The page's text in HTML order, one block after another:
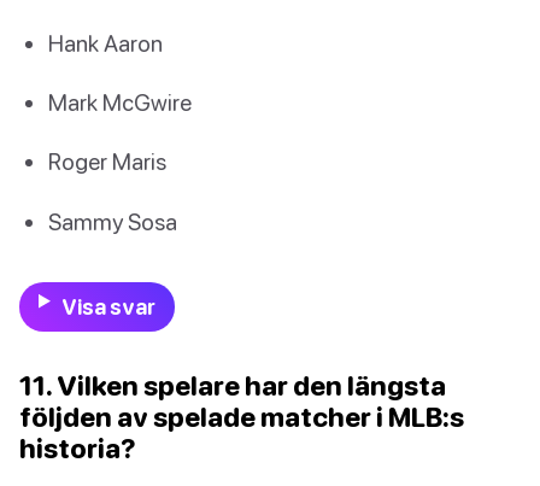
Hank Aaron
Mark McGwire
Roger Maris
Sammy Sosa
Visa svar
11. Vilken spelare har den längsta
följden av spelade matcher i MLB:s
historia?